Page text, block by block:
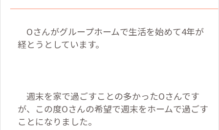
Oさんがグループホームで生活を始めて4年が
経とうとしています。
週末を家で過ごすことの多かったOさんです
が、この度Oさんの希望で週末をホームで過ごす
ことになりました。